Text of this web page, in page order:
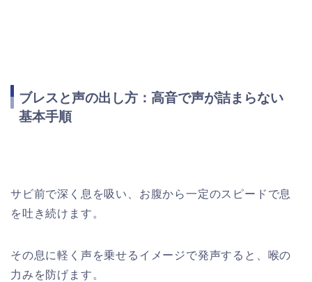
ブレスと声の出し方：高音で声が詰まらない
基本手順
サビ前で深く息を吸い、お腹から一定のスピードで息
を吐き続けます。
その息に軽く声を乗せるイメージで発声すると、喉の
力みを防げます。